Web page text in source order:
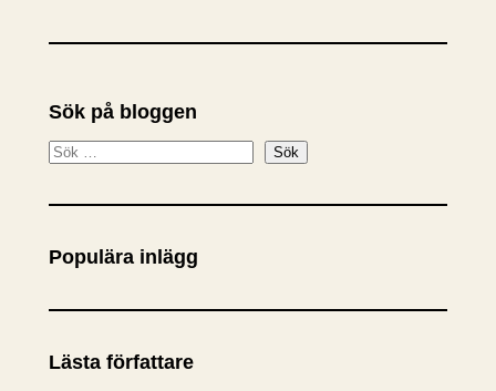
Sök på bloggen
S
k
Sök
Populära inlägg
Lästa författare